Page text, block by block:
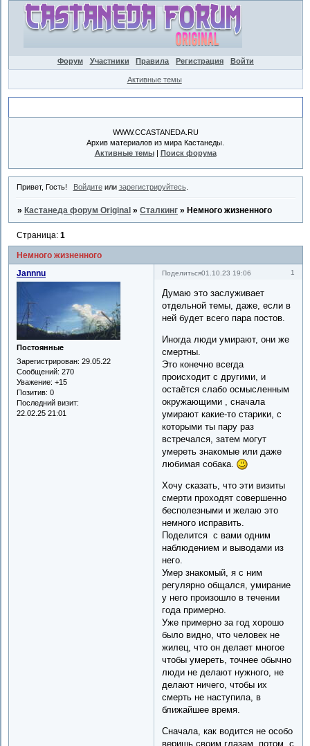
Форум Участники Правила Регистрация Войти
Активные темы
WWW.CCASTANEDA.RU
Архив материалов из мира Кастанеды.
Активные темы| Поиск форума
Привет, Гость! Войдитеили зарегистрируйтесь.
» Кастанеда форум Original »Сталкинг » Немного жизненного
Немного жизненного
Страница:1
Поделиться 1
01.10.23 19:06
Jannnu
Постоянные
Зарегистрирован: 29.05.22
Сообщений: 270
Уважение: +15
Позитив: 0
Последний визит:
22.02.25 21:01
Думаю это заслуживает
отдельной темы, даже, если в
ней будет всего пара постов.
Иногда люди умирают, они же
смертны.
Это конечно всегда
происходит с другими, и
остаётся слабо осмысленным
окружающими , сначала
умирают какие-то старики, с
которыми ты пару раз
встречался, затем могут
умереть знакомые или даже
любимая собака.
Хочу сказать, что эти визиты
смерти проходят совершенно
бесполезными и желаю это
немного исправить.
Поделится с вами одним
наблюдением и выводами из
него.
Умер знакомый, я с ним
регулярно общался, умирание
у него произошло в течении
года примерно.
Уже примерно за год хорошо
было видно, что человек не
жилец, что он делает многое
чтобы умереть, точнее обычно
люди не делают нужного, не
делают ничего, чтобы их
смерть не наступила, в
ближайшее время.
Сначала, как водится не особо
веришь своим глазам, потом, с